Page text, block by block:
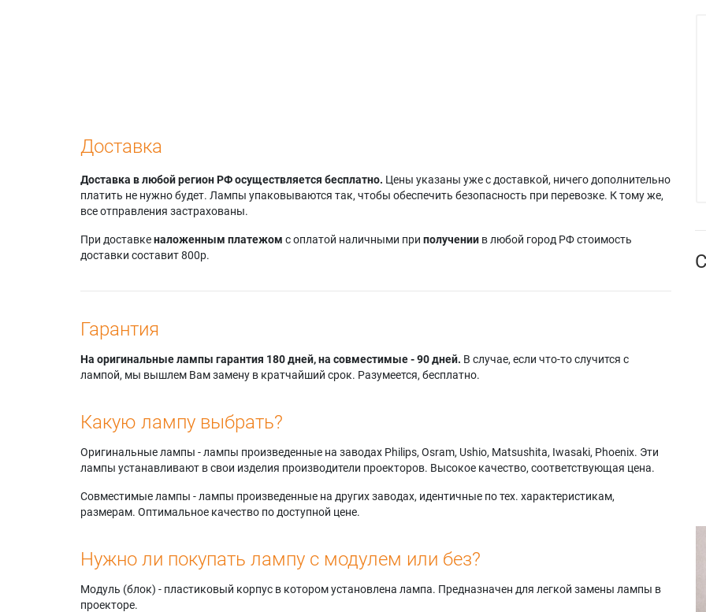
Доставка
Доставка в любой регион РФ осуществляется бесплатно. Цены указаны уже с доставкой, ничего дополнительно
платить не нужно будет. Лампы упаковываются так, чтобы обеспечить безопасность при перевозке. К тому же,
все отправления застрахованы.
При доставкеналоженным платежом с оплатой наличными при получении в любой город РФ стоимость
доставки составит 800р.
Гарантия
На оригинальные лампы гарантия 180 дней, на совместимые - 90 дней. В случае, если что-то случится с
лампой, мы вышлем Вам замену в кратчайший срок. Разумеется, бесплатно.
Какую лампу выбрать?
Оригинальные лампы - лампы произведенные на заводах Philips, Osram, Ushio, Matsushita, Iwasaki, Phoenix. Эти
лампы устанавливают в свои изделия производители проекторов. Высокое качество, соответствующая цена.
Совместимые лампы - лампы произведенные на других заводах, идентичные по тех. характеристикам,
размерам. Оптимальное качество по доступной цене.
Нужно ли покупать лампу с модулем или без?
Модуль (блок) - пластиковый корпус в котором установлена лампа. Предназначен для легкой замены лампы в
проекторе.